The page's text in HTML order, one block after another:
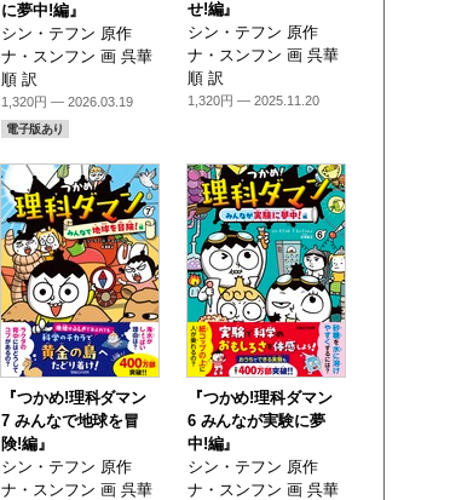
に夢中!編』
シン・テフン 原作
ナ・スンフン 画 呉華
順 訳
1,320円 — 2026.03.19
電子版あり
せ!編』
シン・テフン 原作
ナ・スンフン 画 呉華
順 訳
1,320円 — 2025.11.20
『つかめ!理科ダマン
7 みんなで地球を冒
険!編』
シン・テフン 原作
ナ・スンフン 画 呉華
『つかめ!理科ダマン
6 みんなが実験に夢
中!編』
シン・テフン 原作
ナ・スンフン 画 呉華